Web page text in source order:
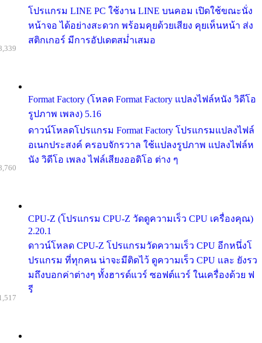
โปรแกรม LINE PC ใช้งาน LINE บนคอม เปิดใช้ขณะนั่ง
หน้าจอ ได้อย่างสะดวก พร้อมคุยด้วยเสียง คุยเห็นหน้า ส่ง
สติกเกอร์ มีการอัปเดตสม่ำเสมอ
Format Factory (โหลด Format Factory แปลงไฟล์หนัง วิดีโอ
รูปภาพ เพลง) 5.16
ดาวน์โหลดโปรแกรม Format Factory โปรแกรมแปลงไฟล์
อเนกประสงค์ ครอบจักรวาล ใช้แปลงรูปภาพ แปลงไฟล์ห
นัง วิดีโอ เพลง ไฟล์เสียงออดิโอ ต่าง ๆ
CPU-Z (โปรแกรม CPU-Z วัดดูความเร็ว CPU เครื่องคุณ)
2.20.1
ดาวน์โหลด CPU-Z โปรแกรมวัดความเร็ว CPU อีกหนึ่งโ
ปรแกรม ที่ทุกคน น่าจะมีติดไว้ ดูความเร็ว CPU และ ยังรว
มถึงบอกค่าต่างๆ ทั้งฮารด์แวร์ ซอฟต์แวร์ ในเครื่องด้วย ฟ
รี